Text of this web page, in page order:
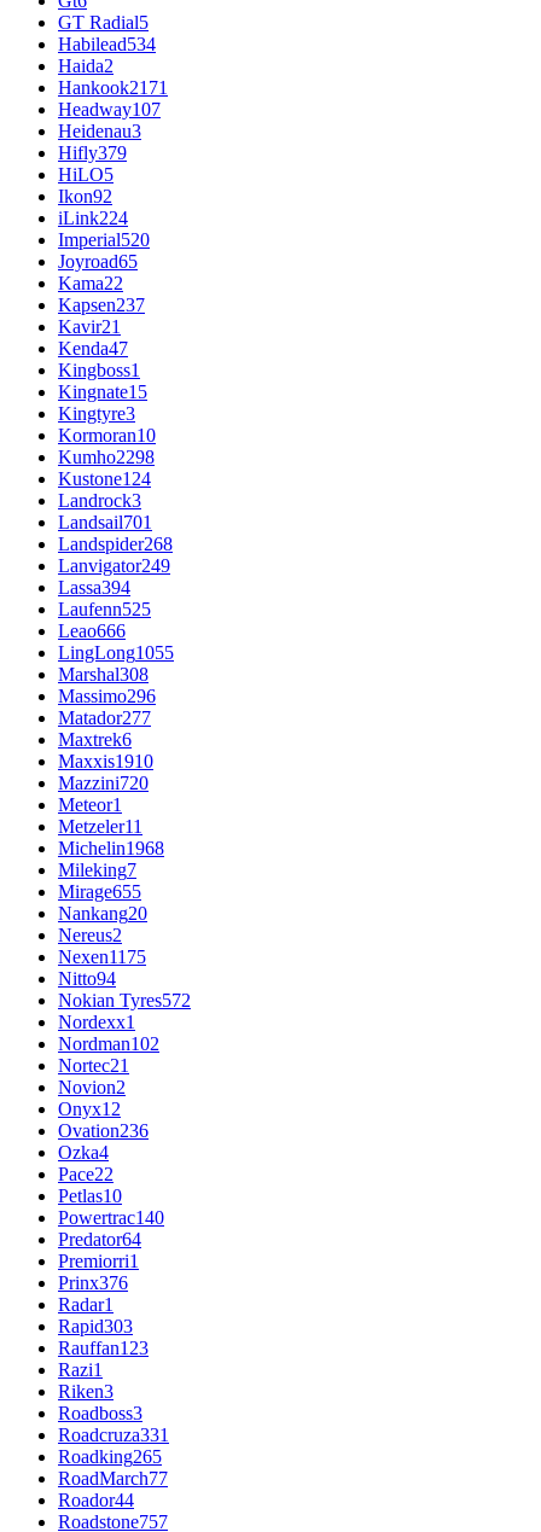
GT Radial5
Habilead534
Haida2
Hankook2171
Headway107
Heidenau3
Hifly379
HiLO5
Ikon92
iLink224
Imperial520
Joyroad65
Kama22
Kapsen237
Kavir21
Kenda47
Kingboss1
Kingnate15
Kingtyre3
Kormoran10
Kumho2298
Kustone124
Landrock3
Landsail701
Landspider268
Lanvigator249
Lassa394
Laufenn525
Leao666
LingLong1055
Marshal308
Massimo296
Matador277
Maxtrek6
Maxxis1910
Mazzini720
Meteor1
Metzeler11
Michelin1968
Mileking7
Mirage655
Nankang20
Nereus2
Nexen1175
Nitto94
Nokian Tyres572
Nordexx1
Nordman102
Nortec21
Novion2
Onyx12
Ovation236
Ozka4
Pace22
Petlas10
Powertrac140
Predator64
Premiorri1
Prinx376
Radar1
Rapid303
Rauffan123
Razi1
Riken3
Roadboss3
Roadcruza331
Roadking265
RoadMarch77
Roador44
Roadstone757